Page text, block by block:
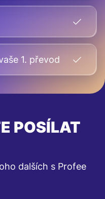
1. převod
POSÍLAT
dalších s Profee